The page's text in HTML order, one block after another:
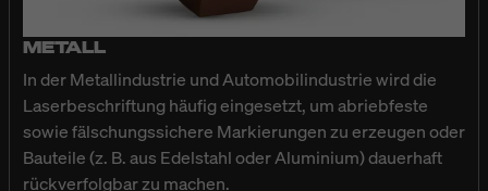
METALL
In der Metallindustrie und Automobilindustrie wird die
Laserbeschriftung häufig eingesetzt, um abriebfeste
sowie fälschungssichere Markierungen zu erzeugen oder
Bauteile (z. B. aus Edelstahl oder Aluminium) dauerhaft
rückverfolgbar zu machen.